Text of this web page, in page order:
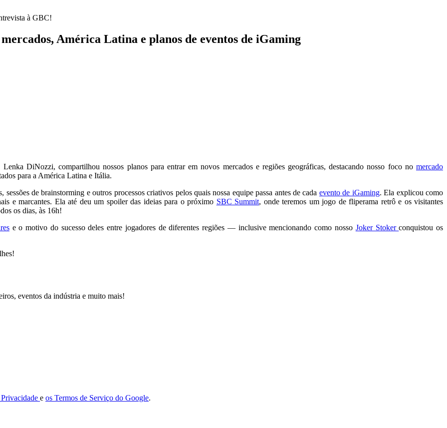
à GBC!
América Latina e planos de eventos de iGaming
DiNozzi, compartilhou nossos planos para entrar em novos mercados e regiões geográficas, destacando nosso foco nomercado
para a América Latina e Itália.
de brainstorming e outros processos criativos pelos quais nossa equipe passa antes de cada evento de iGaming. Ela explicou como
e marcantes. Ela até deu um spoiler das ideias para o próximo SBC Summit, onde teremos um jogo de fliperama retrô e os visitantes
os dias, às 16h!
e o motivo do sucesso deles entre jogadores de diferentes regiões — inclusive mencionando como nosso Joker Stokerconquistou os
eventos da indústria e muito mais!
e os Termos de Serviço do Google.